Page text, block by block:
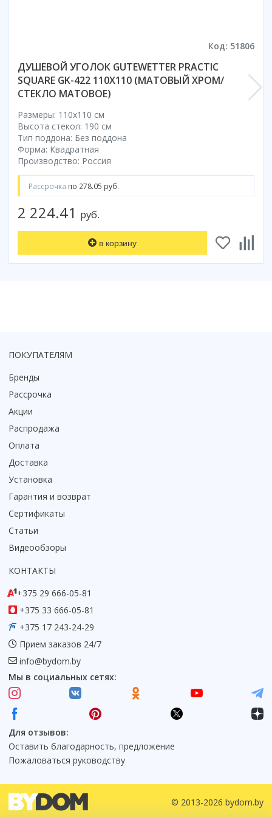
Код: 51806
ДУШЕВОЙ УГОЛОК GUTEWETTER PRACTIC
SQUARE GK-422 110X110 (МАТОВЫЙ ХРОМ/
СТЕКЛО МАТОВОЕ)
Размеры: 110x110 cм
Высота стекол: 190 см
Тип поддона: Без поддона
Форма: Квадратная
Производство: Россия
Рассрочка по 278.05 руб.
2 224.41 руб.
в корзину
ПОКУПАТЕЛЯМ
Бренды
Рассрочка
Акции
Распродажа
Оплата
Доставка
Установка
Гарантия и возврат
Сертификаты
Статьи
Видеообзоры
КОНТАКТЫ
+375 29 666-05-81
+375 33 666-05-81
+375 17 243-24-29
Прием заказов 24/7
info@bydom.by
Мы в социальных сетях:
Для отзывов:
Оставить благодарность, предложение
Пожаловаться руководству
© 2013-2026 bydom.by